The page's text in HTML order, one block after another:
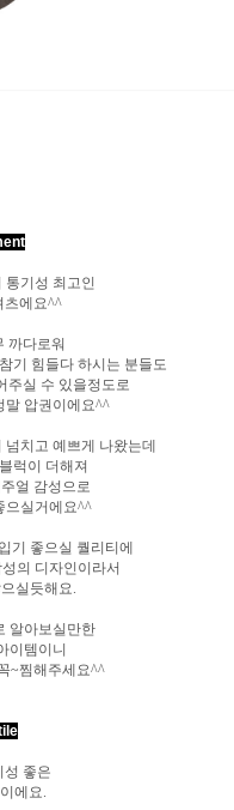
통기성 최고인
츠에요^^
까다로워
기 힘들다 하시는 분들도
주실 수 있을정도로
말 압권이에요^^
치고 예쁘게 나왔는데
럭이 더해져
얼 감성으로
으실거에요^^
기 좋으실 퀄리티에
의 디자인이라서
실듯해요.
알아보실만한
이템이니
~찜해주세요^^
성 좋은
에요.